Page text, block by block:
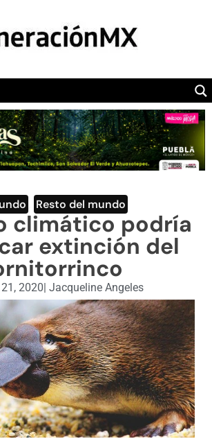
POLÍTICA
CAMALEÓN
OPINIÓN
DEPORTES
ENGLISH SECTION
VIDEOS
Resto del mundo
climático podría
extinción del
2020| Jacqueline Angeles